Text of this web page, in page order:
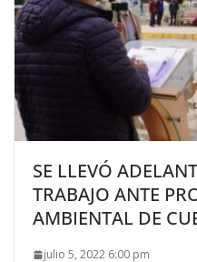
SE LLEVÓ
TRABAJO ANTE
AMBIENTAL DE
julio 5, 2022 6:00 pm